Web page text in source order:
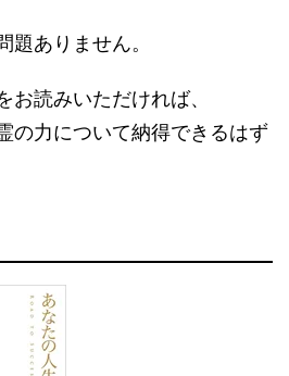
題ありません。
お読みいただければ、
の力について納得できるはず